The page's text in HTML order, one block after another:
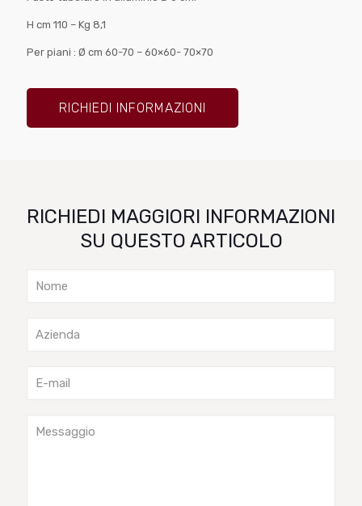
H cm 110 – Kg 8,1
Per piani : Ø cm 60-70 – 60×60- 70×70
RICHIEDI INFORMAZIONI
RICHIEDI MAGGIORI INFORMAZIONI
SU QUESTO ARTICOLO